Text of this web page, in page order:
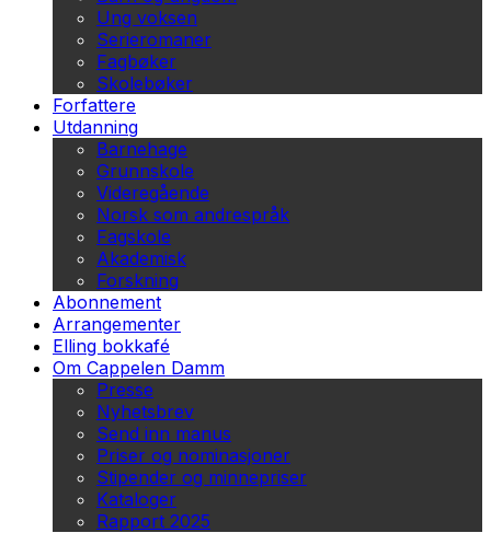
Ung voksen
Serieromaner
Fagbøker
Skolebøker
Forfattere
Utdanning
Barnehage
Grunnskole
Videregående
Norsk som andrespråk
Fagskole
Akademisk
Forskning
Abonnement
Arrangementer
Elling bokkafé
Om Cappelen Damm
Presse
Nyhetsbrev
Send inn manus
Priser og nominasjoner
Stipender og minnepriser
Kataloger
Rapport 2025